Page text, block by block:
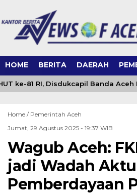
HOME BERITA DAERAH
ke-81 RI, Disdukcapil Banda Aceh
Home / Pemerintah Aceh
Jumat, 29 Agustus 2025 - 19:37 WIB
Wagub Aceh:
jadi Wadah
Pemberdayaan